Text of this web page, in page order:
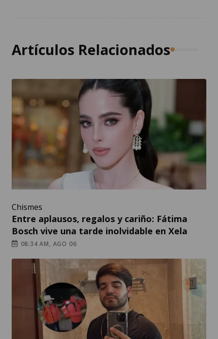
Artículos Relacionados
Chismes
Entre aplausos, regalos y cariño: Fátima
Bosch vive una tarde inolvidable en Xela
08:34 AM, AGO 06